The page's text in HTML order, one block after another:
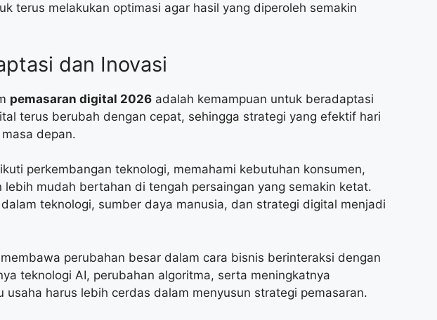
terus melakukan optimasi agar hasil yang diperoleh semakin
dan Inovasi
pemasaran digital 2026 adalah kemampuan untuk beradaptasi
terus berubah dengan cepat, sehingga strategi yang efektif hari
depan.
perkembangan teknologi, memahami kebutuhan konsumen,
lebih mudah bertahan di tengah persaingan yang semakin ketat.
teknologi, sumber daya manusia, dan strategi digital menjadi
membawa perubahan besar dalam cara bisnis berinteraksi dengan
teknologi AI, perubahan algoritma, serta meningkatnya
usaha harus lebih cerdas dalam menyusun strategi pemasaran.